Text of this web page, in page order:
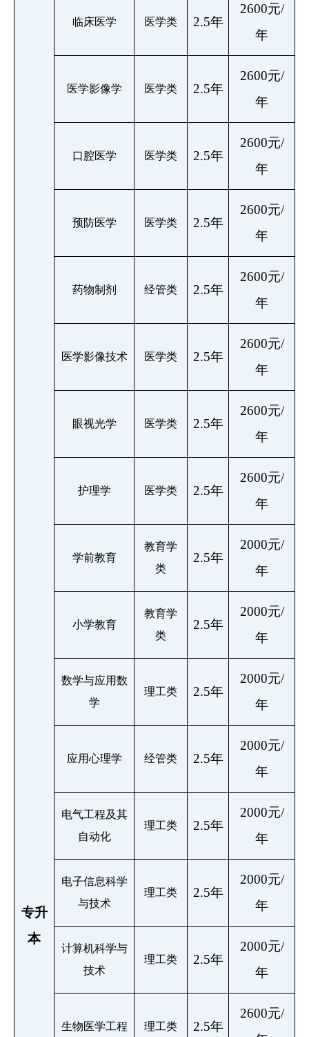
专升
本
临床医学 医学类 2.5年
2600元/
年
医学影像学 医学类 2.5年
2600元/
年
口腔医学 医学类 2.5年
2600元/
年
预防医学 医学类 2.5年
2600元/
年
药物制剂 经管类 2.5年
2600元/
年
医学影像技术 医学类 2.5年
2600元/
年
眼视光学 医学类 2.5年
2600元/
年
护理学 医学类 2.5年
2600元/
年
学前教育
教育学
类
2.5年
2000元/
年
小学教育
教育学
类
2.5年
2000元/
年
数学与应用数
学
理工类 2.5年
2000元/
年
应用心理学 经管类 2.5年
2000元/
年
电气工程及其
自动化
理工类 2.5年
2000元/
年
电子信息科学
与技术
理工类 2.5年
2000元/
年
计算机科学与
技术
理工类 2.5年
2000元/
年
生物医学工程 理工类 2.5年
2600元/